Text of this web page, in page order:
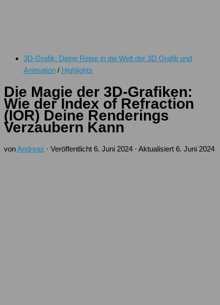
3D-Grafik: Deine Reise in die Welt der 3D Grafik und
Animation / Highlights
Die Magie der 3D-Grafiken:
Wie der Index of Refraction
(IOR) Deine Renderings
Verzaubern Kann
vonAndreas · Veröffentlicht 6. Juni 2024 · Aktualisiert 6. Juni 2024